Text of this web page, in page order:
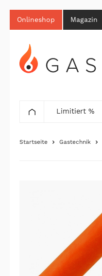
Onlineshop Magazin
Limitiert %
Startseite Gastechnik